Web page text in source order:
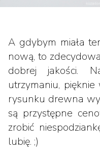
A gdybym miała
nową, to
dobrej jakości.
utrzymaniu,
rysunku drewna
są przystępne
zrobić
lubię. ;)